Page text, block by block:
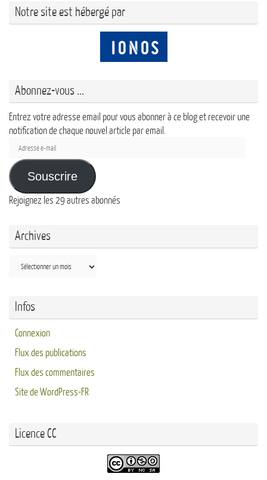
Notre site est hébergé par
Abonnez-vous ...
Entrez votre adresse email pour vous abonner à ce blog et recevoir une
notification de chaque nouvel article par email.
Adresse
mail
Souscrire
Rejoignez les 29 autres abonnés
Archives
Archives
Infos
Connexion
Flux des publications
Flux des commentaires
Site de WordPress-FR
Licence CC